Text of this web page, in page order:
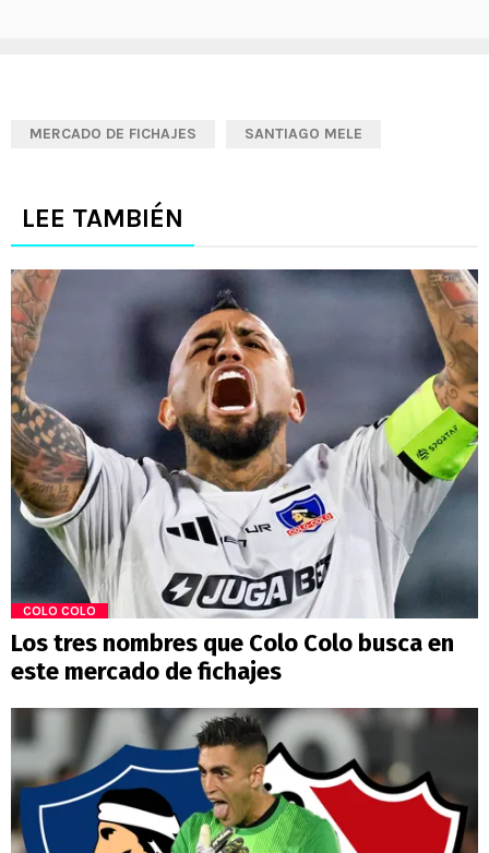
MERCADO DE FICHAJES SANTIAGO MELE
LEE TAMBIÉN
COLO COLO
Los tres nombres que Colo Colo busca en
este mercado de fichajes